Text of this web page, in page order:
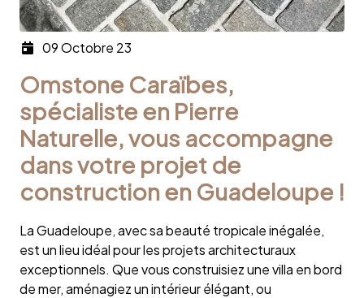
09 Octobre 23
Omstone Caraïbes,
spécialiste en Pierre
Naturelle, vous accompagne
dans votre projet de
construction en Guadeloupe !
La Guadeloupe, avec sa beauté tropicale inégalée,
est un lieu idéal pour les projets architecturaux
exceptionnels. Que vous construisiez une villa en bord
de mer, aménagiez un intérieur élégant, ou